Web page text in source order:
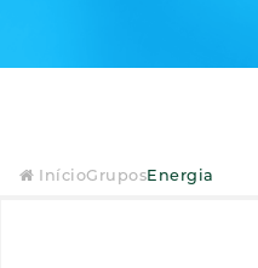
InícioGruposEnergia